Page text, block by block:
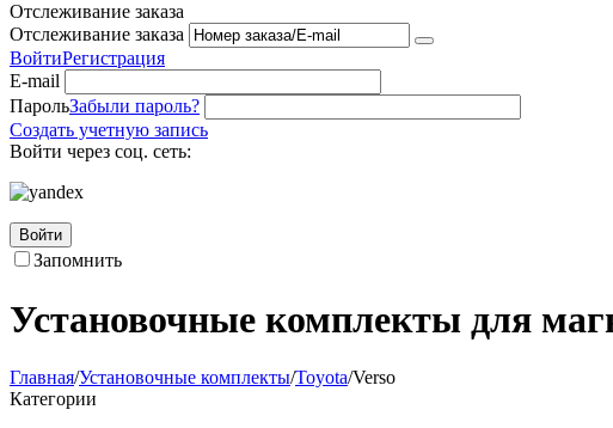
Отслеживание заказа
Отслеживание заказа
ВойтиРегистрация
E-mail
ПарольЗабыли пароль?
Создать учетную запись
Войти через соц. сеть:
Войти
Запомнить
Установочные комплекты для
Главная/Установочные комплекты/Toyota/Verso
Категории